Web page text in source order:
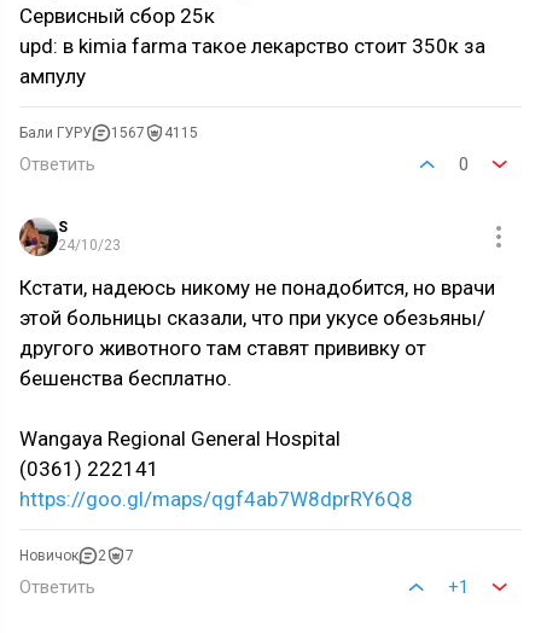
Сервисный сбор 25к
upd: в kimia farma такое лекарство стоит 350к за
ампулу
Бали ГУРУ 1567 4115
Ответить 0
S
24/10/23
Кстати, надеюсь никому не понадобится, но врачи
этой больницы сказали, что при укусе обезьяны/
другого животного там ставят прививку от
бешенства бесплатно.
Wangaya Regional General Hospital
(0361) 222141
https://goo.gl/maps/qgf4ab7W8dprRY6Q8
Новичок 2 7
Ответить +1